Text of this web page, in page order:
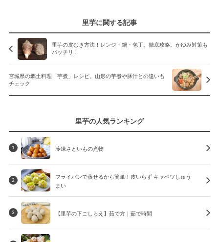
里芋に関する記事
里芋の皮むき方法！レンジ・鍋・包丁、徹底攻略。かゆみ対策も
バッチリ！
宮城県の郷土料理「芋煮」レシピ。山形の芋煮や豚汁との違いも
チェック
里芋の人気ランキング
1 冷凍さといもの煮物
2
フライパンで蒸せるから簡単！皮いらず キャベツしゅう
まい
3 【里芋の下ごしらえ】茹で方｜茹で時間